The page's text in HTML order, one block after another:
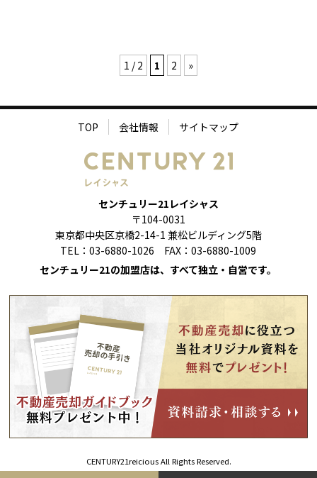
1 / 2 1 2 »
TOP 会社情報 サイトマップ
センチュリー21レイシャス
〒104-0031
東京都中央区京橋2-14-1 兼松ビルディング5階
TEL：03-6880-1026 FAX：03-6880-1009
センチュリー21の加盟店は、すべて独立・自営です。
CENTURY21reicious All Rights Reserved.